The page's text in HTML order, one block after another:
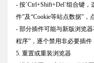
- 按`Ctrl+Shift+Del`组合键，
件”及“Cookie等站点数据”，
- 部分插件可能与新版浏览
程序”，逐个禁用非必要插件
5. 重置或重装浏览器